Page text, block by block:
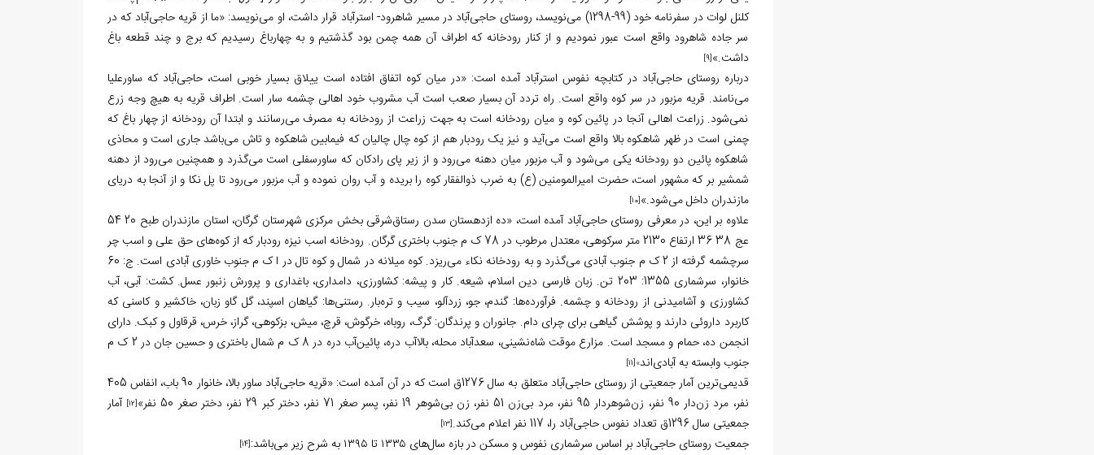
کلنل لوات در سفرنامه خود (99-1298) می‌نویسد، روستای حاجی‌آباد در مسیر شاهرود- استرآباد قرار داشت، او می‌نویسد: «ما از قریه حاجی‌آباد که در
سر جاده شاهرود واقع است عبور نمودیم و از کنار رودخانه که اطراف آن همه چمن بود گذشتیم و به چهارباغ رسیدیم که برج و چند قطعه باغ
داشت.»[9]
درباره روستای حاجی‌آباد در کتابچه نفوس استرآباد آمده است: «در میان کوه اتفاق افتاده است ییلاق بسیار خوبی است، حاجی‌آباد که ساورعلیا
می‌نامند. قریه مزبور در سر کوه واقع است. راه تردد آن بسیار صعب است آب مشروب خود اهالی چشمه سار است. اطراف قریه به هیچ وجه زرع
نمی‌شود. زراعت اهالی آنجا در پائین کوه و میان رودخانه است به جهت زراعت از رودخانه به مصرف می‌رسانند و ابتدا آن رودخانه از چهار باغ که
چمنی است در ظهر شاهکوه بالا واقع است می‌آید و نیز یک رودبار هم از کوه چال چالیان که فیمابین شاهکوه و تاش می‌باشد جاری است و محاذی
شاهکوه پائین دو رودخانه یکی می‌شود و آب مزبور میان دهنه می‌رود و از زیر پای رادکان که ساورسفلی است می‌گذرد و همچنین می‌رود از دهنه
شمشیر بر که مشهور است، حضرت امیرالمومنین (ع) به ضرب ذوالفقار کوه را بریده و آب روان نموده و آب مزبور می‌رود تا پل نکا و از آنجا به دریای
مازندران داخل می‌شود.»[10]
علاوه بر این، در معرفی روستای حاجی‌آباد آمده است، «ده ازدهستان سدن رستاق‌شرقی بخش مرکزی شهرستان گرگان، استان مازندران طبح 20 54
عج 38 36 ارتفاع 2130 متر سرکوهی، معتدل مرطوب در 78 ک م جنوب باختری گرگان. رودخانه اسب نیزه رودبار که از کوه‌های حق علی و اسب چر
سرچشمه گرفته از 2 ک م جنوب آبادی می‌گذرد و به رودخانه نکاء می‌ریزد. کوه میلانه در شمال و کوه تال در ا ک م جنوب خاوری آبادی است. ج: 60
خانوار، سرشماری 1355: 203 تن. زبان فارسی دین اسلام، شیعه. کار و پیشه: کشاورزی، دامداری، باغداری و پرورش زنبور عسل. کشت: آبی، آب
کشاورزی و آشامیدنی از رودخانه و چشمه. فرآورده‌ها: گندم، جو، زردآلو، سیب و تره‌بار. رستنی‌ها: گیاهان اسپند، گل گاو زبان، خاکشیر و کاسنی که
کاربرد داروئی دارند و پوشش گیاهی برای چرای دام. جانوران و پرندگان: گرگ، روباه، خرگوش، قرچ، میش، بزکوهی، گراز، خرس، قرقاول و کبک. دارای
انجمن ده، حمام و مسجد است. مزارع موقت شاه‌نشینی، سعدآباد محله، بالاآب دره، پائین‌آب دره در 8 ک م شمال باختری و حسین جان در 2 ک م
جنوب وابسته به آبادی‌اند»
[11]
قدیمی‌ترین آمار جمعیتی از روستای حاجی‌آباد متعلق به سال 1276ق است که در آن آمده است: «قریه حاجی‌آباد ساور بالا، خانوار 90 باب، انفاس 405
نفر، مرد زن‌دار 90 نفر، زن‌شوهردار 95 نفر، مرد بی‌زن 51 نفر، زن بی‌شوهر 19 نفر، پسر صغر 71 نفر، دختر کبر 29 نفر، دختر صغر 50 نفر»
[12]
آمار
جمعیتی سال 1296ق تعداد نفوس حاجی‌آباد را، 117 نفر اعلام می‌کند.
[13]
جمعیت روستای حاجی‌آباد بر اساس سرشماری نفوس و مسکن در بازه سال‌های ۱۳۳۵ تا ۱۳۹۵ به شرح زیر می‌باشد: [14]